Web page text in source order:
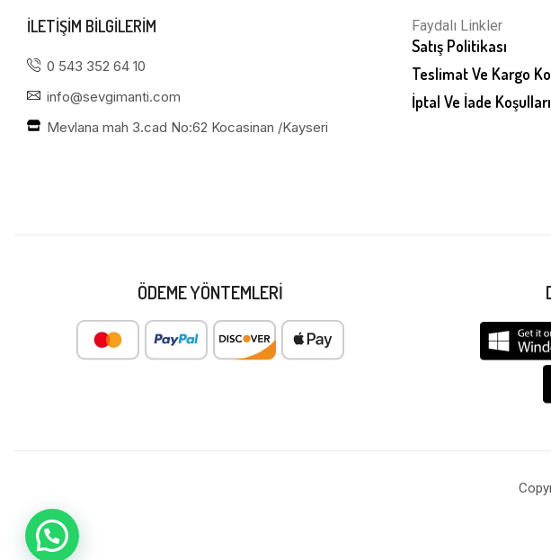
ILETIŞIM BILGILERIM
0 543 352 64 10
info@sevgimanti.com
Mevlana mah 3.cad No:62 Kocasinan /Kayseri
Faydalı Linkler
Satış Politikası
Teslimat Ve Kargo
İptal Ve İade Koşulları
ÖDEME YÖNTEMLERI